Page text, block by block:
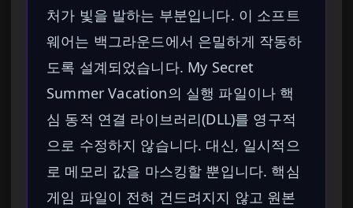
처가 빛을 발하는 부분입니다. 이 소프트
웨어는 백그라운드에서 은밀하게 작동하
도록 설계되었습니다. My Secret
Summer Vacation의 실행 파일이나 핵
심 동적 연결 라이브러리(DLL)를 영구적
으로 수정하지 않습니다. 대신, 일시적으
로 메모리 값을 마스킹할 뿐입니다. 핵심
게임 파일이 전혀 건드려지지 않고 원본